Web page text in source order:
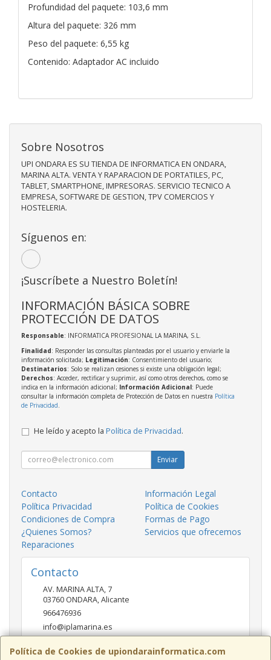
Profundidad del paquete: 103,6 mm
Altura del paquete: 326 mm
Peso del paquete: 6,55 kg
Contenido: Adaptador AC incluido
Política de Cookies de upiondarainformatica.com
Sobre Nosotros
UPI ONDARA ES SU TIENDA DE INFORMATICA EN ONDARA,
MARINA ALTA. VENTA Y RAPARACION DE PORTATILES, PC,
TABLET, SMARTPHONE, IMPRESORAS. SERVICIO TECNICO A
EMPRESA, SOFTWARE DE GESTION, TPV COMERCIOS Y
HOSTELERIA.
Síguenos en:
¡Suscríbete a Nuestro Boletín!
INFORMACIÓN BÁSICA SOBRE
PROTECCIÓN DE DATOS
Responsable: INFORMATICA PROFESIONAL LA MARINA, S.L.
Finalidad: Responder las consultas planteadas por el usuario y enviarle la
información solicitada; Legitimación: Consentimiento del usuario;
Destinatarios: Solo se realizan cesiones si existe una obligación legal;
Derechos: Acceder, rectificar y suprimir, así como otros derechos, como se
indica en la información adicional; Información Adicional: Puede
consultar la información completa de Protección de Datos en nuestra Política
de Privacidad
He leído y acepto la Política de Privacidad.
Enviar
Contacto
Información Legal
Política Privacidad
Política de Cookies
Condiciones de Compra
Formas de Pago
¿Quienes Somos?
Servicios que ofrecemos
Reparaciones
Contacto
AV. MARINA ALTA, 7
03760 ONDARA,Alicante
966476936
info@iplamarina.es